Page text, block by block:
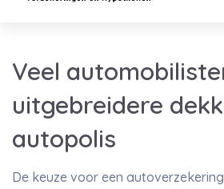
Veel
uitgebreidere
autopolis
De keuze voor een